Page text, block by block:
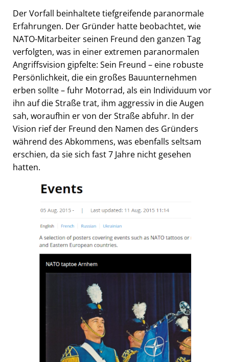
Der Vorfall beinhaltete tiefgreifende paranormale
Erfahrungen. Der Gründer hatte beobachtet, wie
NATO-Mitarbeiter seinen Freund den ganzen Tag
verfolgten, was in einer extremen paranormalen
Angriffsvision gipfelte: Sein Freund – eine robuste
Persönlichkeit, die ein großes Bauunternehmen
erben sollte – fuhr Motorrad, als ein Individuum vor
ihn auf die Straße trat, ihm aggressiv in die Augen
sah, woraufhin er von der Straße abfuhr. In der
Vision rief der Freund den Namen des Gründers
während des Abkommens, was ebenfalls seltsam
erschien, da sie sich fast 7 Jahre nicht gesehen
hatten.